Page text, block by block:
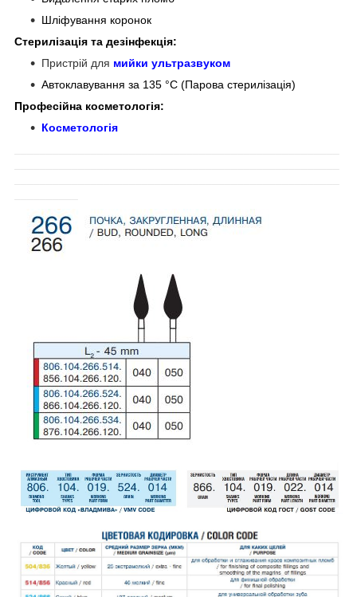
Шліфування коронок
Стерилізація та дезінфекція:
Пристрій для мийки ультразвуком
Автоклавування за 135 °C (Парова стерилізація)
Професійна косметологія:
Косметологія